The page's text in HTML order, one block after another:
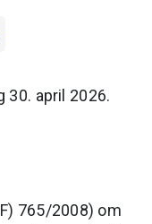
april 2026.
765/2008) om